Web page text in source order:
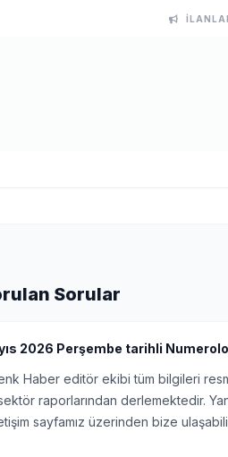
Sorular
2026 Perşembe tarihli
Haber editör ekibi tüm bilgileri
raporlarından derlemektedir.
sayfamız üzerinden bize